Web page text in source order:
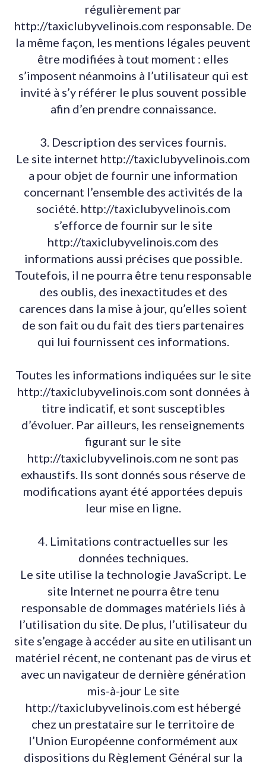
régulièrement par
http://taxiclubyvelinois.com responsable. De
la même façon, les mentions légales peuvent
être modifiées à tout moment : elles
s’imposent néanmoins à l’utilisateur qui est
invité à s’y référer le plus souvent possible
afin d’en prendre connaissance.
3. Description des services fournis.
Le site internet http://taxiclubyvelinois.com
a pour objet de fournir une information
concernant l’ensemble des activités de la
société. http://taxiclubyvelinois.com
s’efforce de fournir sur le site
http://taxiclubyvelinois.com des
informations aussi précises que possible.
Toutefois, il ne pourra être tenu responsable
des oublis, des inexactitudes et des
carences dans la mise à jour, qu’elles soient
de son fait ou du fait des tiers partenaires
qui lui fournissent ces informations.
Toutes les informations indiquées sur le site
http://taxiclubyvelinois.com sont données à
titre indicatif, et sont susceptibles
d’évoluer. Par ailleurs, les renseignements
figurant sur le site
http://taxiclubyvelinois.com ne sont pas
exhaustifs. Ils sont donnés sous réserve de
modifications ayant été apportées depuis
leur mise en ligne.
4. Limitations contractuelles sur les
données techniques.
Le site utilise la technologie JavaScript. Le
site Internet ne pourra être tenu
responsable de dommages matériels liés à
l’utilisation du site. De plus, l’utilisateur du
site s’engage à accéder au site en utilisant un
matériel récent, ne contenant pas de virus et
avec un navigateur de dernière génération
mis-à-jour Le site
http://taxiclubyvelinois.com est hébergé
chez un prestataire sur le territoire de
l’Union Européenne conformément aux
dispositions du Règlement Général sur la